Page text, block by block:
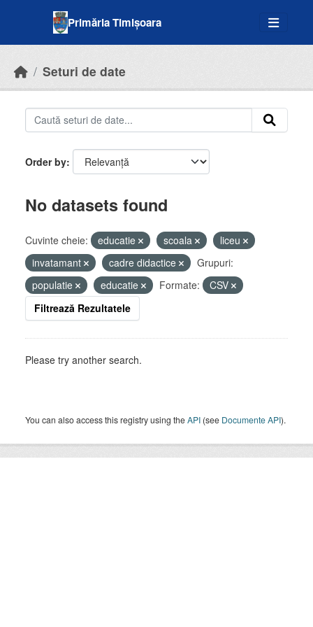
Primăria Timișoara
Seturi de date
Order by
No datasets found
Cuvinte cheie: educatie scoala
liceu
invatamant
cadre didactice
Grupuri:
populatie
educatie Formate:
CSV
Filtrează Rezultatele
Please try another search.
You can also access this registry using theAPI (see Documente API).